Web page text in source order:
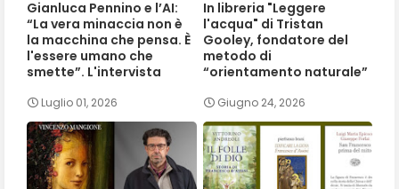
Gianluca Pennino e l’AI:
“La vera minaccia non è
la macchina che pensa. È
l'essere umano che
smette”. L'intervista
Luglio 01, 2026
In libreria "Leggere
l'acqua" di Tristan
Gooley, fondatore del
metodo di
“orientamento naturale”
Giugno 24, 2026